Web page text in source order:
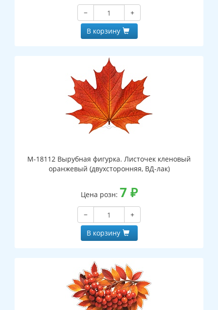
−
+
В корзину
М-18112 Вырубная фигурка. Листочек кленовый
оранжевый (двухсторонняя, ВД-лак)
Цена розн: 7 ₽
−
+
В корзину